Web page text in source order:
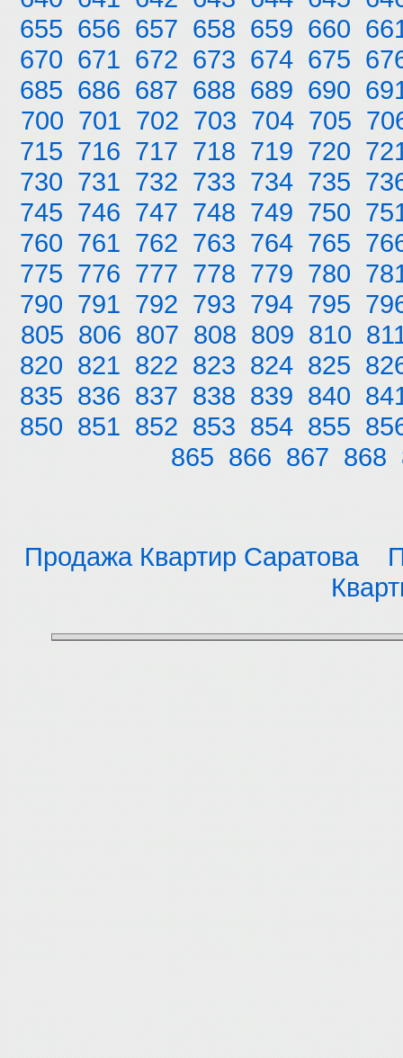
655 656 657 658 659 660
670 671 672 673 674 675
685 686 687 688 689 690
700 701 702 703 704 705
715 716 717 718 719 720
730 731 732 733 734 735
745 746 747 748 749 750
760 761 762 763 764 765
775 776 777 778 779 780
790 791 792 793 794 795
805 806 807 808 809 810
820 821 822 823 824 825
835 836 837 838 839 840
850 851 852 853 854 855
865 866 867 868
Продажа Квартир Саратова